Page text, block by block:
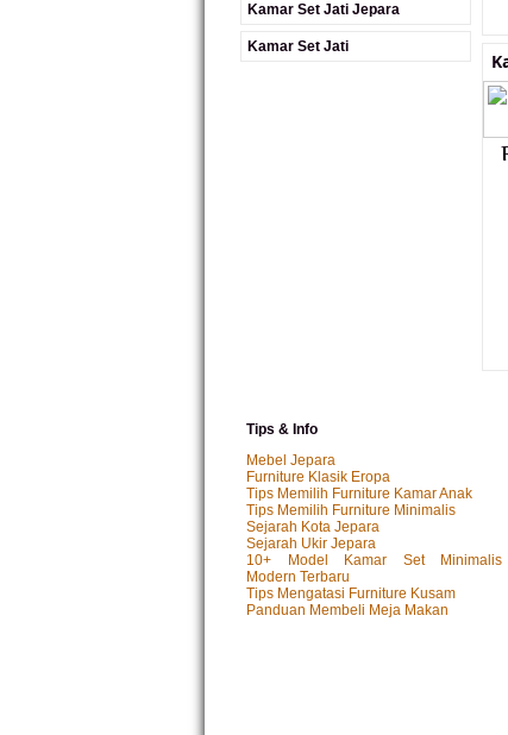
Kamar Set Jati Jepara
Kamar Set Jati
Tips & Info
Mebel Jepara
Furniture Klasik Eropa
Tips Memilih Furniture Kamar Anak
Tips Memilih Furniture Minimalis
Sejarah Kota Jepara
Sejarah Ukir Jepara
10+ Model Kamar Set Minimalis
Modern Terbaru
Tips Mengatasi Furniture Kusam
Panduan Membeli Meja Makan